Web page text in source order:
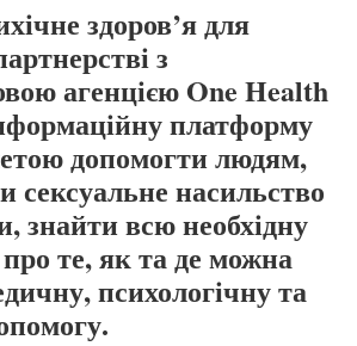
здоров’я для
з
агенцією One Health
платформу
допомогти людям,
сексуальне насильство
знайти всю необхідну
те, як та де можна
психологічну та